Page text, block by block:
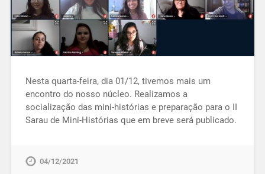
Nesta quarta-feira, dia 01/12, tivemos mais um
encontro do nosso núcleo. Realizamos a
socialização das mini-histórias e preparação para o II
Sarau de Mini-Histórias que em breve será publicado.
04/12/2021